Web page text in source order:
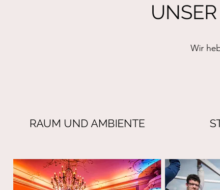
Wir
RAUM UND AMBIENTE